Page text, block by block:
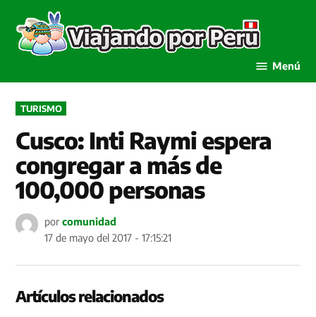
contenido
por
Menú
PUBLICADO
EN
TURISMO
Cusco: Inti Raymi espera
congregar a más de
100,000 personas
por comunidad
17 de mayo del 2017 - 17:15:21
Artículos relacionados